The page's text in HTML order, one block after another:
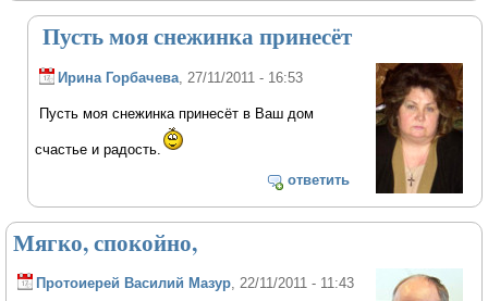
Пусть моя снежинка принесёт
Ирина Горбачева , 27/11/2011 - 16:53
Пусть моя снежинка принесёт в Ваш дом
счастье и радость.
ответить
Мягко, спокойно,
Протоиерей Василий Мазур, 22/11/2011 - 11:43